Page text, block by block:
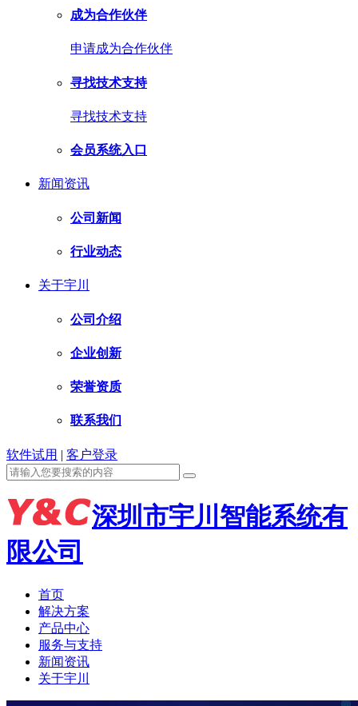
成为合作伙伴
申请成为合作伙伴
寻找技术支持
寻找技术支持
会员系统入口
新闻资讯
公司新闻
行业动态
关于宇川
公司介绍
企业创新
荣誉资质
联系我们
软件试用 | 客户登录
深圳市宇川智能系统有
限公司
首页
解决方案
产品中心
服务与支持
新闻资讯
关于宇川